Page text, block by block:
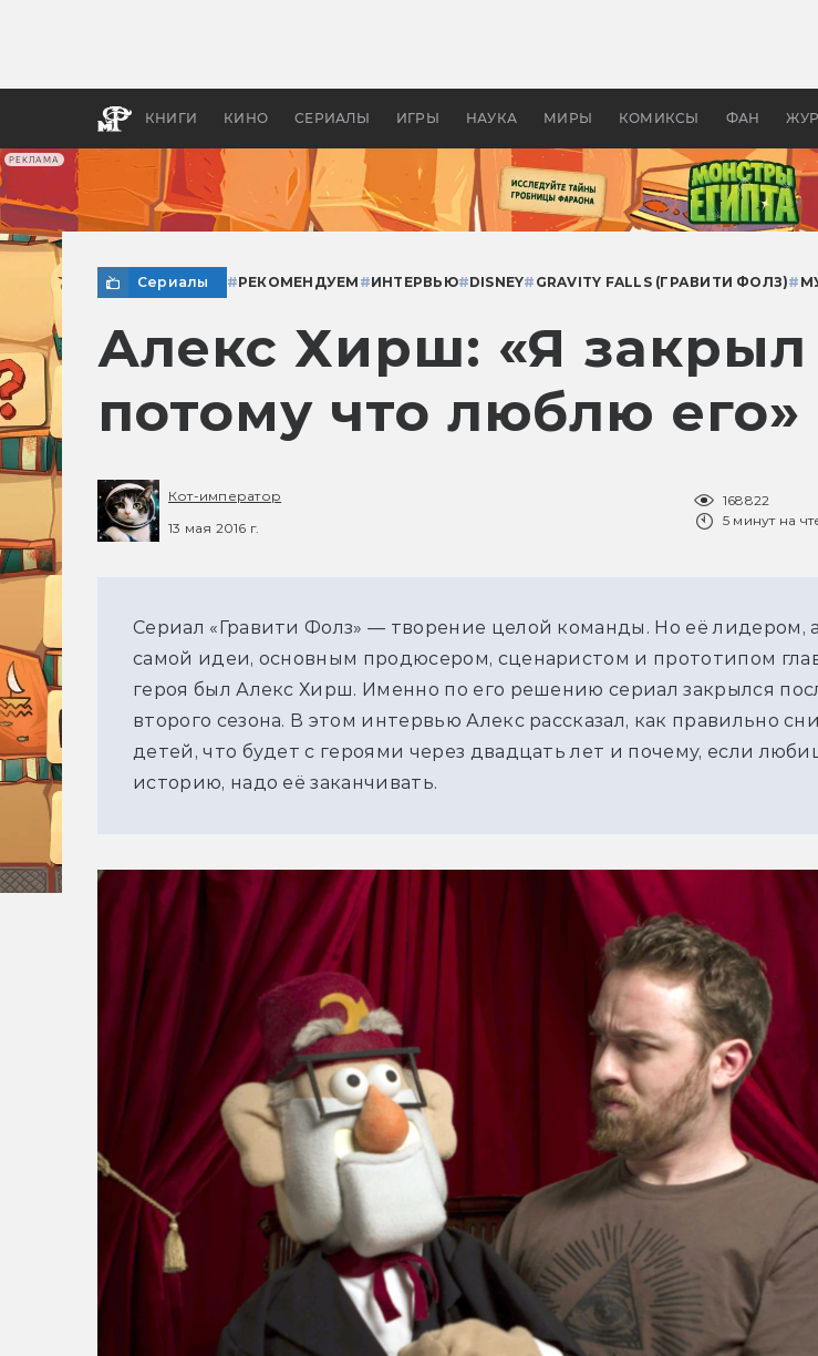
РЕКЛАМА
КНИГИ КИНО СЕРИАЛЫ ИГРЫ НАУКА МИРЫ КОМИКСЫ ФАН
бы «Властелина колец»
Сериалы #РЕКОМЕНДУЕМ #ИНТЕРВЬЮ#DISNEY# GRAVITY FALLS (ГРАВИТИ ФОЛЗ)#
Алекс Хирш: «Я
потому что люблю его»
Кот-император
13 мая 2016 г.
168822
5 минут на
Сериал «Гравити Фолз» — творение целой команды. Но её лидером,
самой идеи, основным продюсером, сценаристом и прототипом
героя был Алекс Хирш. Именно по его решению сериал закрылся
второго сезона. В этом интервью Алекс рассказал, как правильно
детей, что будет с героями через двадцать лет и почему, если
историю, надо её заканчивать.